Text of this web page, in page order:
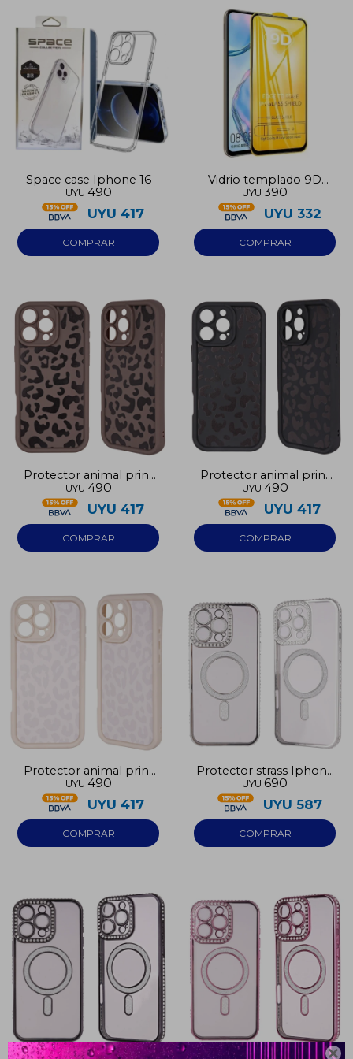

Space case Iphone 16
UYU 490
UYU 417
Vidrio templado 9D
Iphone 16
UYU 390
UYU 332
Protector animal print
marrón Iphone 16
UYU 490
UYU 417
Protector animal print
negro Iphone 16
UYU 490
UYU 417
Protector animal print
blanco Iphone 16
UYU 490
UYU 417
Protector strass Iphone
16 plata
UYU 690
UYU 587